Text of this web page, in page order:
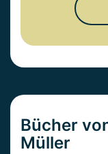
Bücher
Müller